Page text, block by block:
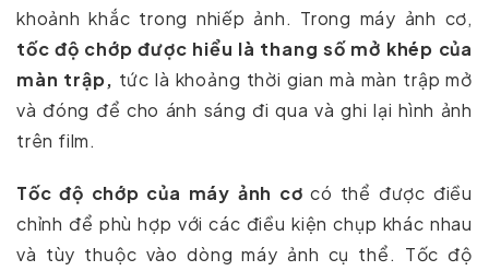
khoảnh khắc trong nhiếp ảnh. Trong máy ảnh cơ,
tốc độ chớp được hiểu là thang số mở khép của
màn trập, tức là khoảng thời gian mà màn trập mở
và đóng để cho ánh sáng đi qua và ghi lại hình ảnh
trên film.
Tốc độ chớp của máy ảnh cơ có thể được điều
chỉnh để phù hợp với các điều kiện chụp khác nhau
và tùy thuộc vào dòng máy ảnh cụ thể. Tốc độ